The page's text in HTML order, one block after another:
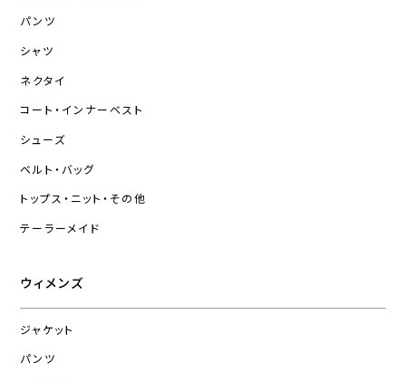
パンツ
シャツ
ネクタイ
コート・インナーベスト
シューズ
ベルト・バッグ
トップス・ニット・その他
テーラーメイド
ウィメンズ
ジャケット
パンツ